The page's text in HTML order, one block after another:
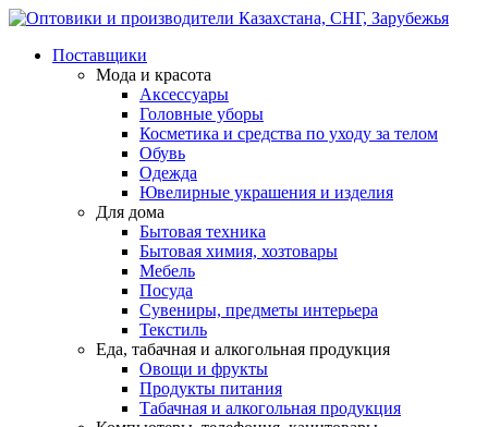
Поставщики
Мода и красота
Аксессуары
Головные уборы
Косметика и средства по уходу за телом
Обувь
Одежда
Ювелирные украшения и изделия
Для дома
Бытовая техника
Бытовая химия, хозтовары
Мебель
Посуда
Сувениры, предметы интерьера
Текстиль
Еда, табачная и алкогольная продукция
Овощи и фрукты
Продукты питания
Табачная и алкогольная продукция